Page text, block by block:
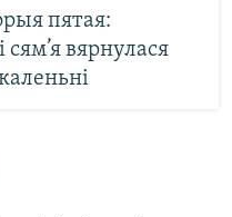
пятая:
вярнулася